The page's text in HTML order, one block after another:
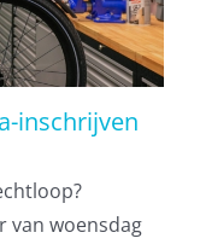
inschrijven
van woensdag